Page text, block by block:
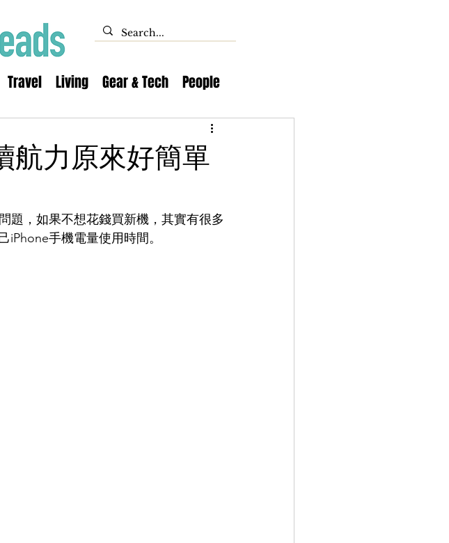
Travel Living Gear & Tech People
航力原來好簡單
題，如果不想花錢買新機，其實有很多
手機電量使用時間。